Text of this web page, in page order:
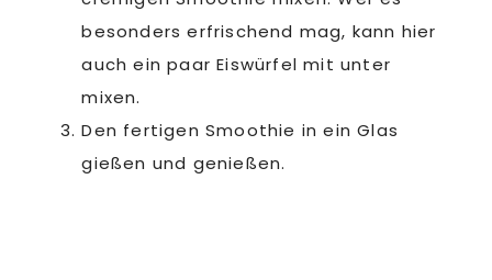
besonders erfrischend mag, kann hier
auch ein paar Eiswürfel mit unter
mixen.
Den fertigen Smoothie in ein Glas
gießen und genießen.